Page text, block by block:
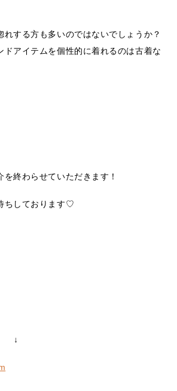
れする方も多いのではないでしょうか？
ドアイテムを個性的に着れるのは古着な
終わらせていただきます！
ちしております♡